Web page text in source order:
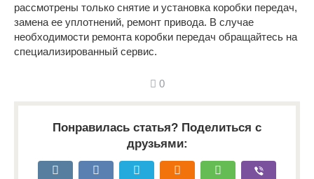
рассмотрены только снятие и установка коробки передач,
замена ее уплотнений, ремонт привода. В случае
необходимости ремонта коробки передач обращайтесь на
специализированный сервис.
0
Понравилась статья? Поделиться с
друзьями: